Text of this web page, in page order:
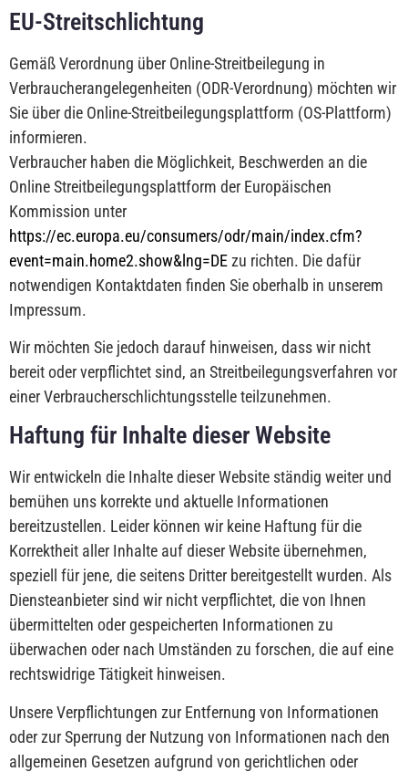
EU-Streitschlichtung
Gemäß Verordnung über Online-Streitbeilegung in
Verbraucherangelegenheiten (ODR-Verordnung) möchten wir
Sie über die Online-Streitbeilegungsplattform (OS-Plattform)
informieren.
Verbraucher haben die Möglichkeit, Beschwerden an die
Online Streitbeilegungsplattform der Europäischen
Kommission unter
https://ec.europa.eu/consumers/odr/main/index.cfm?
event=main.home2.show&lng=DEzu richten. Die dafür
notwendigen Kontaktdaten finden Sie oberhalb in unserem
Impressum.
Wir möchten Sie jedoch darauf hinweisen, dass wir nicht
bereit oder verpflichtet sind, an Streitbeilegungsverfahren vor
einer Verbraucherschlichtungsstelle teilzunehmen.
Haftung für Inhalte dieser Website
Wir entwickeln die Inhalte dieser Website ständig weiter und
bemühen uns korrekte und aktuelle Informationen
bereitzustellen. Leider können wir keine Haftung für die
Korrektheit aller Inhalte auf dieser Website übernehmen,
speziell für jene, die seitens Dritter bereitgestellt wurden. Als
Diensteanbieter sind wir nicht verpflichtet, die von Ihnen
übermittelten oder gespeicherten Informationen zu
überwachen oder nach Umständen zu forschen, die auf eine
rechtswidrige Tätigkeit hinweisen.
Unsere Verpflichtungen zur Entfernung von Informationen
oder zur Sperrung der Nutzung von Informationen nach den
allgemeinen Gesetzen aufgrund von gerichtlichen oder